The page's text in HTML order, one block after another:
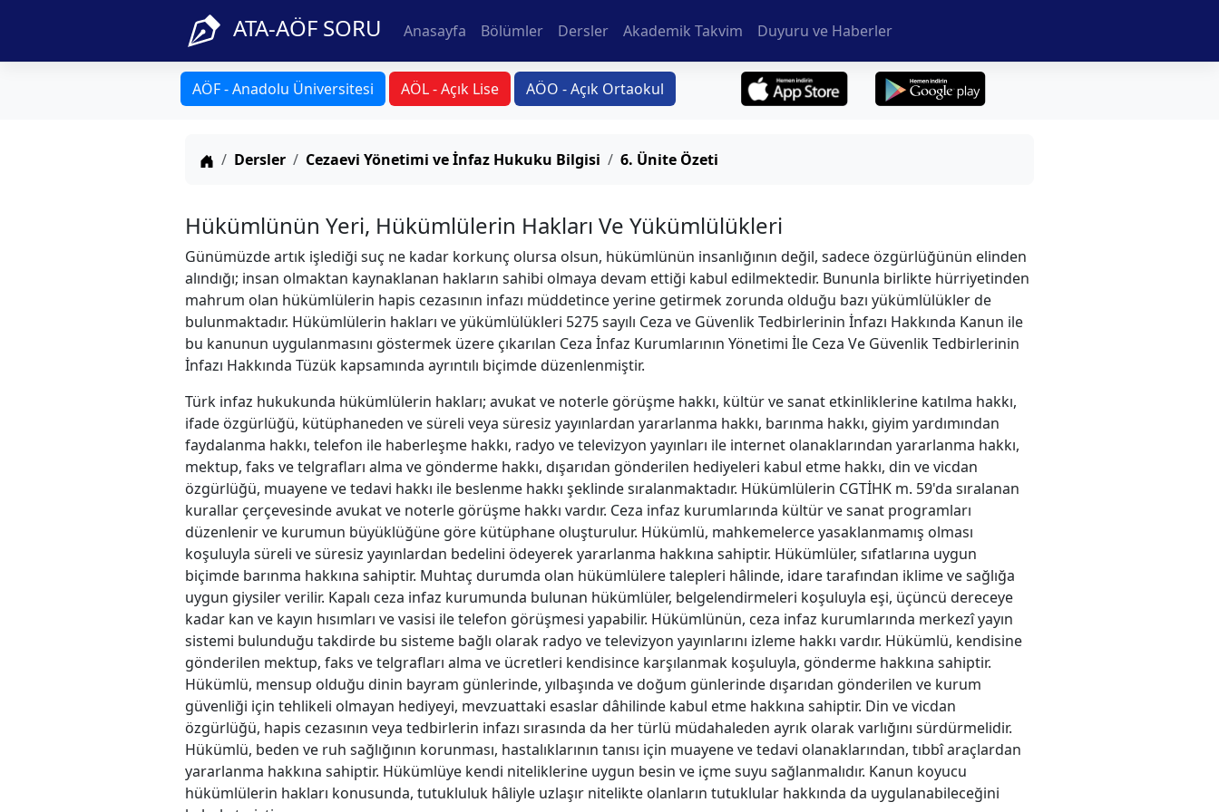
ATA-AÖF SORU Anasayfa Bölümler Dersler Akademik Takvim Duyuru ve Haberler
AÖF - Anadolu Üniversitesi AÖL - Açık Lise AÖO - Açık Ortaokul
Anasayfa
Dersler Cezaevi Yönetimi ve İnfaz Hukuku Bilgisi 6. Ünite Özeti
Hükümlünün Yeri, Hükümlülerin Hakları Ve Yükümlülükleri
Günümüzde artık işlediği suç ne kadar korkunç olursa olsun, hükümlünün insanlığının değil, sadece özgürlüğünün elinden
alındığı; insan olmaktan kaynaklanan hakların sahibi olmaya devam ettiği kabul edilmektedir. Bununla birlikte hürriyetinden
mahrum olan hükümlülerin hapis cezasının infazı müddetince yerine getirmek zorunda olduğu bazı yükümlülükler de
bulunmaktadır. Hükümlülerin hakları ve yükümlülükleri 5275 sayılı Ceza ve Güvenlik Tedbirlerinin İnfazı Hakkında Kanun ile
bu kanunun uygulanmasını göstermek üzere çıkarılan Ceza İnfaz Kurumlarının Yönetimi İle Ceza Ve Güvenlik Tedbirlerinin
İnfazı Hakkında Tüzük kapsamında ayrıntılı biçimde düzenlenmiştir.
Türk infaz hukukunda hükümlülerin hakları; avukat ve noterle görüşme hakkı, kültür ve sanat etkinliklerine katılma hakkı,
ifade özgürlüğü, kütüphaneden ve süreli veya süresiz yayınlardan yararlanma hakkı, barınma hakkı, giyim yardımından
faydalanma hakkı, telefon ile haberleşme hakkı, radyo ve televizyon yayınları ile internet olanaklarından yararlanma hakkı,
mektup, faks ve telgrafları alma ve gönderme hakkı, dışarıdan gönderilen hediyeleri kabul etme hakkı, din ve vicdan
özgürlüğü, muayene ve tedavi hakkı ile beslenme hakkı şeklinde sıralanmaktadır. Hükümlülerin CGTİHK m. 59'da sıralanan
kurallar çerçevesinde avukat ve noterle görüşme hakkı vardır. Ceza infaz kurumlarında kültür ve sanat programları
düzenlenir ve kurumun büyüklüğüne göre kütüphane oluşturulur. Hükümlü, mahkemelerce yasaklanmamış olması
koşuluyla süreli ve süresiz yayınlardan bedelini ödeyerek yararlanma hakkına sahiptir. Hükümlüler, sıfatlarına uygun
biçimde barınma hakkına sahiptir. Muhtaç durumda olan hükümlülere talepleri hâlinde, idare tarafından iklime ve sağlığa
uygun giysiler verilir. Kapalı ceza infaz kurumunda bulunan hükümlüler, belgelendirmeleri koşuluyla eşi, üçüncü dereceye
kadar kan ve kayın hısımları ve vasisi ile telefon görüşmesi yapabilir. Hükümlünün, ceza infaz kurumlarında merkezî yayın
sistemi bulunduğu takdirde bu sisteme bağlı olarak radyo ve televizyon yayınlarını izleme hakkı vardır. Hükümlü, kendisine
gönderilen mektup, faks ve telgrafları alma ve ücretleri kendisince karşılanmak koşuluyla, gönderme hakkına sahiptir.
Hükümlü, mensup olduğu dinin bayram günlerinde, yılbaşında ve doğum günlerinde dışarıdan gönderilen ve kurum
güvenliği için tehlikeli olmayan hediyeyi, mevzuattaki esaslar dâhilinde kabul etme hakkına sahiptir. Din ve vicdan
özgürlüğü, hapis cezasının veya tedbirlerin infazı sırasında da her türlü müdahaleden ayrık olarak varlığını sürdürmelidir.
Hükümlü, beden ve ruh sağlığının korunması, hastalıklarının tanısı için muayene ve tedavi olanaklarından, tıbbî araçlardan
yararlanma hakkına sahiptir. Hükümlüye kendi niteliklerine uygun besin ve içme suyu sağlanmalıdır. Kanun koyucu
hükümlülerin hakları konusunda, tutukluluk hâliyle uzlaşır nitelikte olanların tutuklular hakkında da uygulanabileceğini